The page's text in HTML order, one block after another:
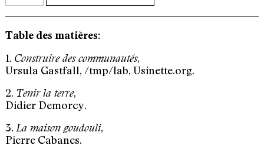
Vivre,
raconter
Table des matières:
1. Construire des communautés,
Ursula Gastfall, /tmp/lab, Usinette.org.
2. Tenir la terre,
Didier Demorcy.
3. La maison goudouli,
Pierre Cabanes.